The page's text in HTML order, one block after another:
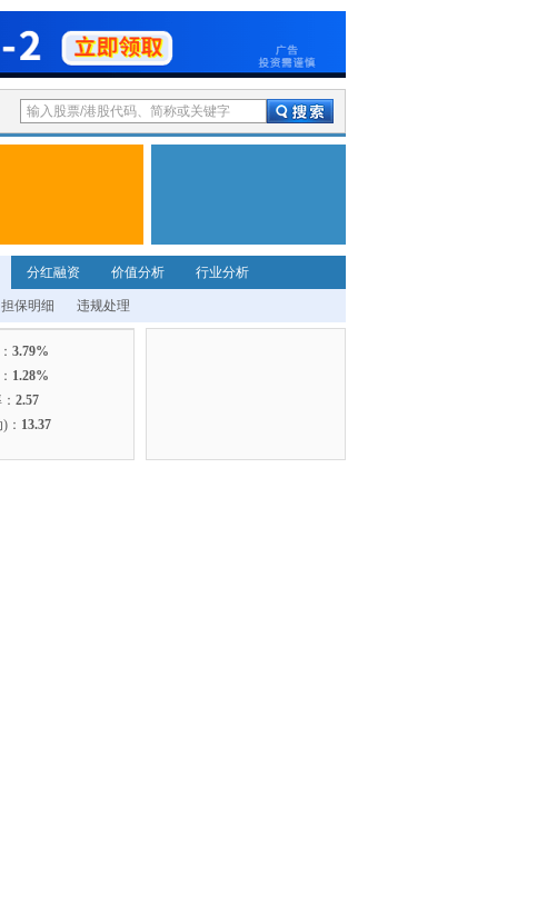
分红融资 价值分析 行业分析
担保明细 违规处理